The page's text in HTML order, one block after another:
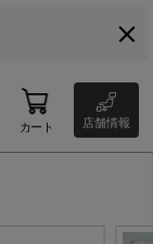
カート 店舗情報